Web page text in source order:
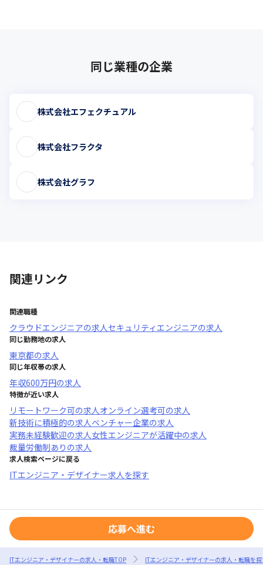
同じ業種の企業
株式会社エフェクチュアル
株式会社フラクタ
株式会社グラフ
関連リンク
関連職種
クラウドエンジニアの求人セキュリティエンジニアの求人
同じ勤務地の求人
東京都の求人
同じ年収帯の求人
年収600万円の求人
特徴が近い求人
リモートワーク可の求人オンライン選考可の求人
新技術に積極的の求人ベンチャー企業の求人
実務未経験歓迎の求人女性エンジニアが活躍中の求人
裁量労働制あり の求人
求人検索ページに戻る
ITエンジニア・デザイナー求人を探す
応募へ進む
ITエンジニア・デザイナーの求人・転職TOP ITエンジニア・デザイナーの求人・転職を